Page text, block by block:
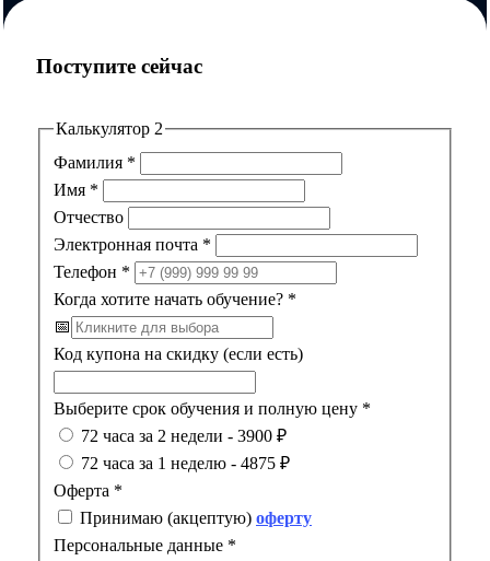
Поступите сейчас
Калькулятор 2
Фамилия *
Имя *
Отчество
Электронная почта *
Телефон *
Когда хотите начать обучение? *
📅
Код купона на скидку (если есть)
Выберите срок обучения и полную цену *
72 часа за 2 недели - 3900 ₽
72 часа за 1 неделю - 4875 ₽
Оферта *
Принимаю (акцептую) оферту
Персональные данные *